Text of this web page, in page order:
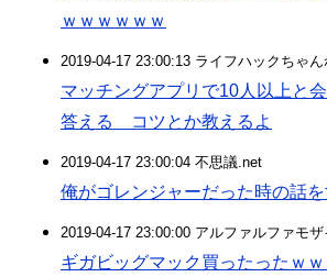
ｗｗｗｗｗｗ
2019-04-17 23:00:13 ライフハックちゃ
マッチングアプリで10人以上と
答える コツとか教えるよ
2019-04-17 23:00:04 不思議.net
俺がゴレンジャーだった時の話を
2019-04-17 23:00:00 アルファルファモザ
ギガビッグマック買ったったｗｗ